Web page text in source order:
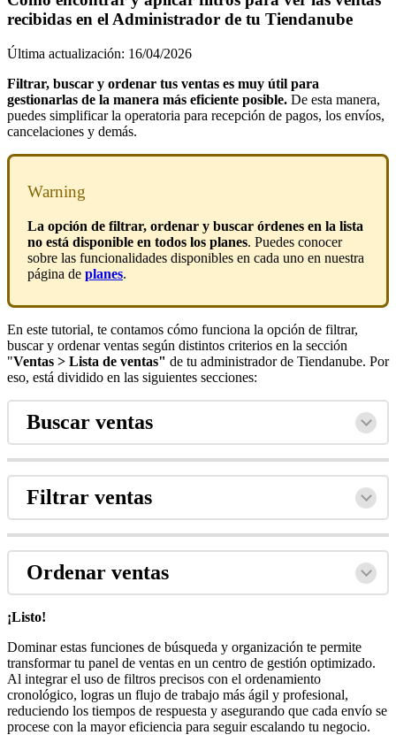
recibidas en el Administrador de tu Tiendanube
Última actualización: 16/04/2026
Filtrar, buscar y ordenar tus ventas es muy útil para
gestionarlas de la manera más eficiente posible. De esta manera,
puedes simplificar la operatoria para recepción de pagos, los envíos,
cancelaciones y demás.
Warning
La opción de filtrar, ordenar y buscar órdenes en la lista
no está disponible en todos los planes. Puedes conocer
sobre las funcionalidades disponibles en cada uno en nuestra
página de planes.
En este tutorial, te contamos cómo funciona la opción de filtrar,
buscar y ordenar ventas según distintos criterios en la sección
"Ventas > Lista de ventas" de tu administrador de Tiendanube. Por
eso, está dividido en las siguientes secciones:
Buscar ventas
Filtrar ventas
Ordenar ventas
¡Listo!
Dominar estas funciones de búsqueda y organización te permite
transformar tu panel de ventas en un centro de gestión optimizado.
Al integrar el uso de filtros precisos con el ordenamiento
cronológico, logras un flujo de trabajo más ágil y profesional,
reduciendo los tiempos de respuesta y asegurando que cada envío se
procese con la mayor eficiencia para seguir escalando tu negocio.